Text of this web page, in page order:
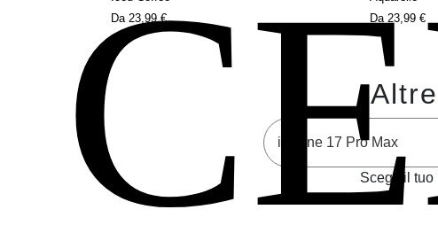
Da 23,99 €
Da 23,99 €
Scegli il tuo